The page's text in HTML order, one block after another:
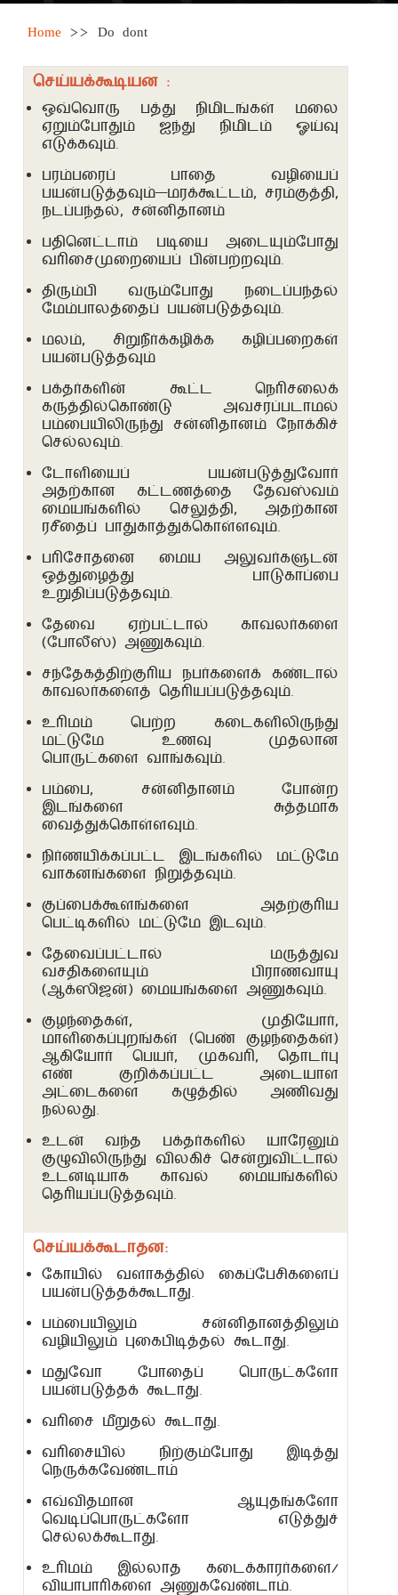
Main
navigation
🏠
தகவல்கள்
பூஜை
எப்படி
செல்வது
வசதிகள்
ஆன்லைன்
பதிவு
செய்தல்
உதவிக்கு
கண்காட்சி
Breadcrumb
Home >> Do dont
செய்யக்கூடியன :
ஒவ்வொரு பத்து நிமிடங்கள் மலை
ஏறும்போதும் ஐந்து நிமிடம் ஓய்வு
எடுக்கவும்.
பரம்பரைப் பாதை வழியைப்
பயன்படுத்தவும்—மரக்கூட்டம், சரம்குத்தி,
நடப்பந்தல், சன்னிதானம்
பதினெட்டாம் படியை அடையும்போது
வரிசைமுறையைப் பின்பற்றவும்.
திரும்பி வரும்போது நடைப்பந்தல்
மேம்பாலத்தைப் பயன்படுத்தவும்.
மலம், சிறுநீர்க்கழிக்க கழிப்பறைகள்
பயன்படுத்தவும்
பக்தர்களின் கூட்ட நெரிசலைக்
கருத்தில்கொண்டு அவசரப்படாமல்
பம்பையிலிருந்து சன்னிதானம் நோக்கிச்
செல்லவும்.
டோளியைப் பயன்படுத்துவோர்
அதற்கான கட்டணத்தை தேவஸ்வம்
மையங்களில் செலுத்தி, அதற்கான
ரசீதைப் பாதுகாத்துக்கொள்ளவும்.
பரிசோதனை மைய அலுவர்களுடன்
ஒத்துழைத்து பாடுகாப்பை
உறுதிப்படுத்தவும்.
தேவை ஏற்பட்டால் காவலர்களை
(போலீஸ்) அணுகவும்.
சந்தேகத்திற்குரிய நபர்களைக் கண்டால்
காவலர்களைத் தெரியப்படுத்தவும்.
உரிமம் பெற்ற கடைகளிலிருந்து
மட்டுமே உணவு முதலான
பொருட்களை வாங்கவும்.
பம்பை, சன்னிதானம் போன்ற
இடங்களை சுத்தமாக
வைத்துக்கொள்ளவும்.
நிர்ணயிக்கப்பட்ட இடங்களில் மட்டுமே
வாகனங்களை நிறுத்தவும்.
குப்பைக்கூளங்களை அதற்குரிய
பெட்டிகளில் மட்டுமே இடவும்.
தேவைப்பட்டால் மருத்துவ
வசதிகளையும் பிராணவாயு
(ஆக்ஸிஜன்) மையங்களை அணுகவும்.
குழந்தைகள், முதியோர்,
மாளிகைப்புறங்கள் (பெண் குழந்தைகள்)
ஆகியோர் பெயர், முகவரி, தொடர்பு
எண் குறிக்கப்பட்ட அடையாள
அட்டைகளை கழுத்தில் அணிவது
நல்லது.
உடன் வந்த பக்தர்களில் யாரேனும்
குழுவிலிருந்து விலகிச் சென்றுவிட்டால்
உடனடியாக காவல் மையங்களில்
தெரியப்படுத்தவும்.
செய்யக்கூடாதன:
கோயில் வளாகத்தில் கைப்பேசிகளைப்
பயன்படுத்தக்கூடாது.
பம்பையிலும் சன்னிதானத்திலும்
வழியிலும் புகைபிடித்தல் கூடாது.
மதுவோ போதைப் பொருட்களோ
பயன்படுத்தக் கூடாது.
வரிசை மீறுதல் கூடாது.
வரிசையில் நிற்கும்போது இடித்து
நெருக்கவேண்டாம்
எவ்விதமான ஆயுதங்களோ
வெடிப்பொருட்களோ எடுத்துச்
செல்லக்கூடாது.
உரிமம் இல்லாத கடைக்காரர்களை/
வியாபாரிகளை அணுகவேண்டாம்.